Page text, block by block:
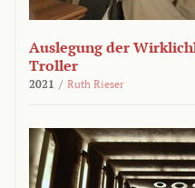
Auslegung der
Troller
2021 / Ruth Rieser